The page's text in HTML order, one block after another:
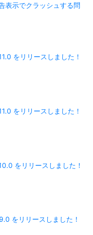
表示でクラッシュする問
をリリースしました！
をリリースしました！
をリリースしました！
をリリースしました！